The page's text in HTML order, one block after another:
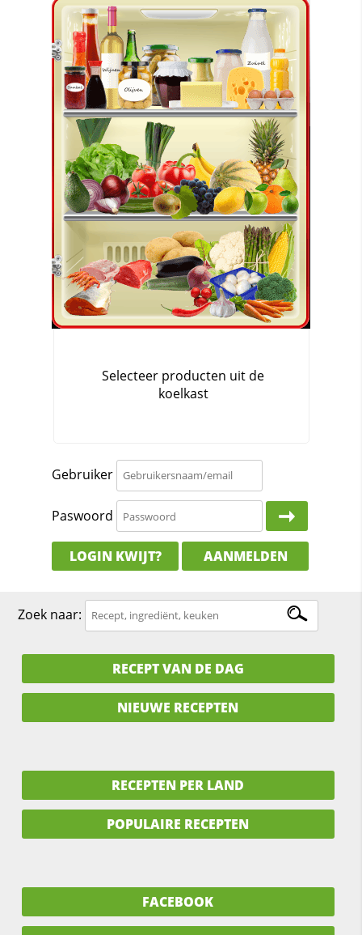
Gebruiker
Paswoord
LOGIN KWIJT? AANMELDEN
Zoek naar:
RECEPT VAN DE DAG
NIEUWE RECEPTEN
RECEPTEN PER LAND
POPULAIRE RECEPTEN
FACEBOOK